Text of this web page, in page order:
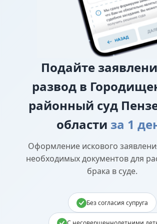
Подайте
развод в
районный суд
области за 1
Оформление искового
необходимых документов для
брака в суде.
Без согласия супруга